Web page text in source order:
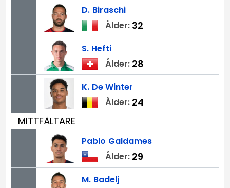
D. Biraschi
Ålder: 32
S. Hefti
Ålder: 28
K. De Winter
Ålder: 24
MITTFÄLTARE
Pablo Galdames
Ålder: 29
M. Badelj